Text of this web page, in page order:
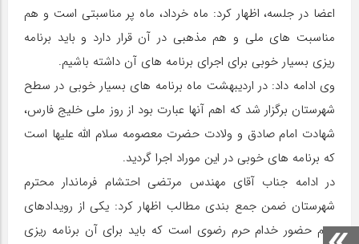
اعضا در جلسه، اظهار کرد: ماه خرداد، ماه پر مناسبتی است و هم
مناسبت های ملی و هم مذهبی در آن قرار دارد و باید برنامه
ریزی بسیار خوبی برای اجرای برنامه های آن داشته باشیم.
وی ادامه داد: در اردیبهشت ماه برنامه های بسیار خوبی در سطح
شهرستان برگزار شد که اهم آنها عبارت بود از روز ملی خلیج فارس،
شهادت امام صادق و ولادت حضرت معصومه سلام الله علیها است
که برنامه های خوبی در این موراد اجرا گردید.
در ادامه جناب آقای مهندس مرتضی احتشام فرماندار محترم
شهرستان ضمن جمع بندی مطالب اظهار کرد: یکی از رویدادهای
مهم حضور خدام حرم رضوی است که باید برای آن برنامه ریزی